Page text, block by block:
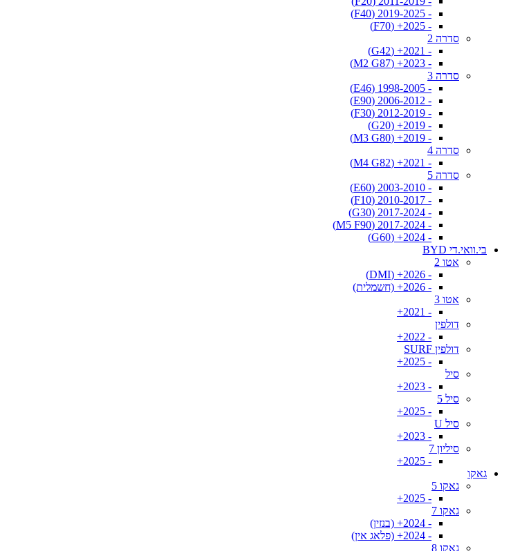
- 2019-2025 (F40)
- 2025+ (F70)
סדרה 2
- 2021+ (G42)
- 2023+ (M2 G87)
סדרה 3
- 1998-2005 (E46)
- 2006-2012 (E90)
- 2012-2019 (F30)
- 2019+ (G20)
- 2019+ (M3 G80)
סדרה 4
- 2021+ (M4 G82)
סדרה 5
- 2003-2010 (E60)
- 2010-2017 (F10)
- 2017-2024 (G30)
- 2017-2024 (M5 F90)
- 2024+ (G60)
בי.וואי.די BYD
אטו 2
- 2026+ (DMI)
- 2026+ (חשמלית)
אטו 3
- 2021+
דולפין
- 2022+
דולפין SURF
- 2025+
סיל
- 2023+
סיל 5
- 2025+
סיל U
- 2023+
סיליון 7
- 2025+
גאקו
גאקו 5
- 2025+
גאקו 7
- 2024+ (בנזין)
- 2024+ (פלאג אין)
גאקו 8